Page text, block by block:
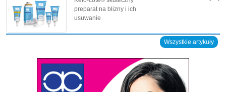
preparat na blizny i ich
usuwanie
Wszystkie artykuły